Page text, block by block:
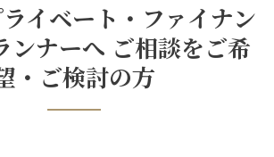
イベート・ファイナン
ンナーへ ご相談をご希
・ご検討の方